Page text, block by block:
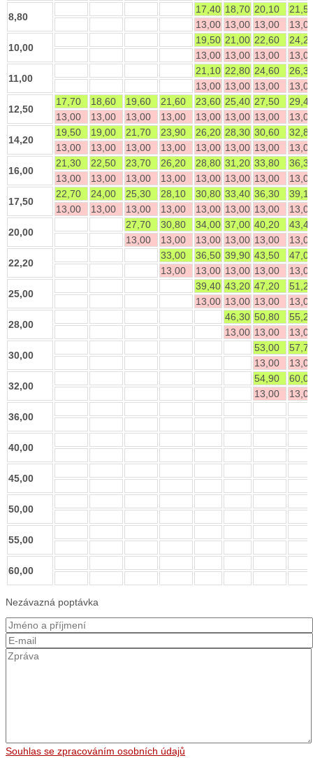
8,80
17,40 18,70 20,10
13,00 13,00 13,00
10,00
19,50 21,00 22,60
13,00 13,00 13,00
11,00
21,10 22,80 24,60
13,00 13,00 13,00
12,50
17,70 18,60 19,60 21,60 23,60 25,40 27,50
13,00
13,00 13,00 13,00 13,00 13,00 13,00
14,20
19,50 19,00 21,70 23,90 26,20 28,30 30,60
13,00
13,00 13,00 13,00 13,00 13,00 13,00
16,00
21,30 22,50 23,70 26,20 28,80 31,20 33,80
13,00
13,00 13,00 13,00 13,00 13,00 13,00
17,50
22,70 24,00 25,30 28,10 30,80 33,40 36,30
13,00
13,00 13,00 13,00 13,00 13,00 13,00
20,00
27,70 30,80 34,00 37,00 40,20
13,00
13,00 13,00 13,00 13,00
22,20
33,00 36,50 39,90 43,50
13,00
13,00 13,00 13,00
25,00
39,40 43,20 47,20
13,00 13,00 13,00
28,00
46,30 50,80
13,00 13,00
30,00
53,00
13,00
32,00
54,90
13,00
36,00
40,00
45,00
50,00
55,00
60,00
Nezávazná poptávka
Souhlas se zpracováním osobních údajů